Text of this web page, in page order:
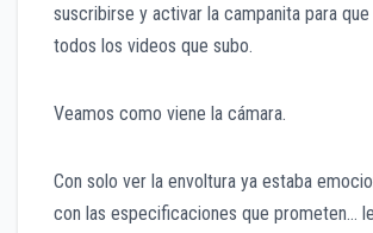
suscribirse y activar la campanita para
todos los videos que subo.
Veamos como viene la cámara.
Con solo ver la envoltura ya estaba
con las especificaciones que prometen…